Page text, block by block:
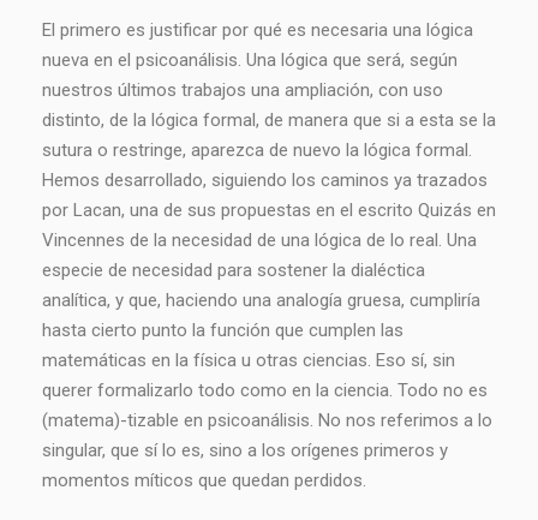
El primero es justificar por qué es necesaria una lógica
nueva en el psicoanálisis. Una lógica que será, según
nuestros últimos trabajos una ampliación, con uso
distinto, de la lógica formal, de manera que si a esta se la
sutura o restringe, aparezca de nuevo la lógica formal.
Hemos desarrollado, siguiendo los caminos ya trazados
por Lacan, una de sus propuestas en el escrito Quizás en
Vincennes de la necesidad de una lógica de lo real. Una
especie de necesidad para sostener la dialéctica
analítica, y que, haciendo una analogía gruesa, cumpliría
hasta cierto punto la función que cumplen las
matemáticas en la física u otras ciencias. Eso sí, sin
querer formalizarlo todo como en la ciencia. Todo no es
(matema)-tizable en psicoanálisis. No nos referimos a lo
singular, que sí lo es, sino a los orígenes primeros y
momentos míticos que quedan perdidos.